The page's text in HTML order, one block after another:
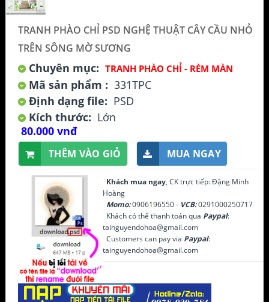
TRANH PHÀO CHỈ PSD NGHỆ THUẬT CÂY CẦU NHỎ
TRÊN SÔNG MỜ SƯƠNG
Chuyên mục: TRANH PHÀO CHỈ - RÈM MÀN
Mã sản phẩm : 331TPC
Định dạng file: PSD
Kích thước: Lớn
80.000 vnđ
THÊM VÀO GIỎ MUA NGAY
Khách mua ngay, CK trực tiếp: Đặng Minh
Hoàng
Momo:0906196550 - VCB:0291000250717
Khách có thể thanh toán qua Paypal:
tainguyendohoa@gmail.com
Customers can pay via Paypal:
tainguyendohoa@gmail.com